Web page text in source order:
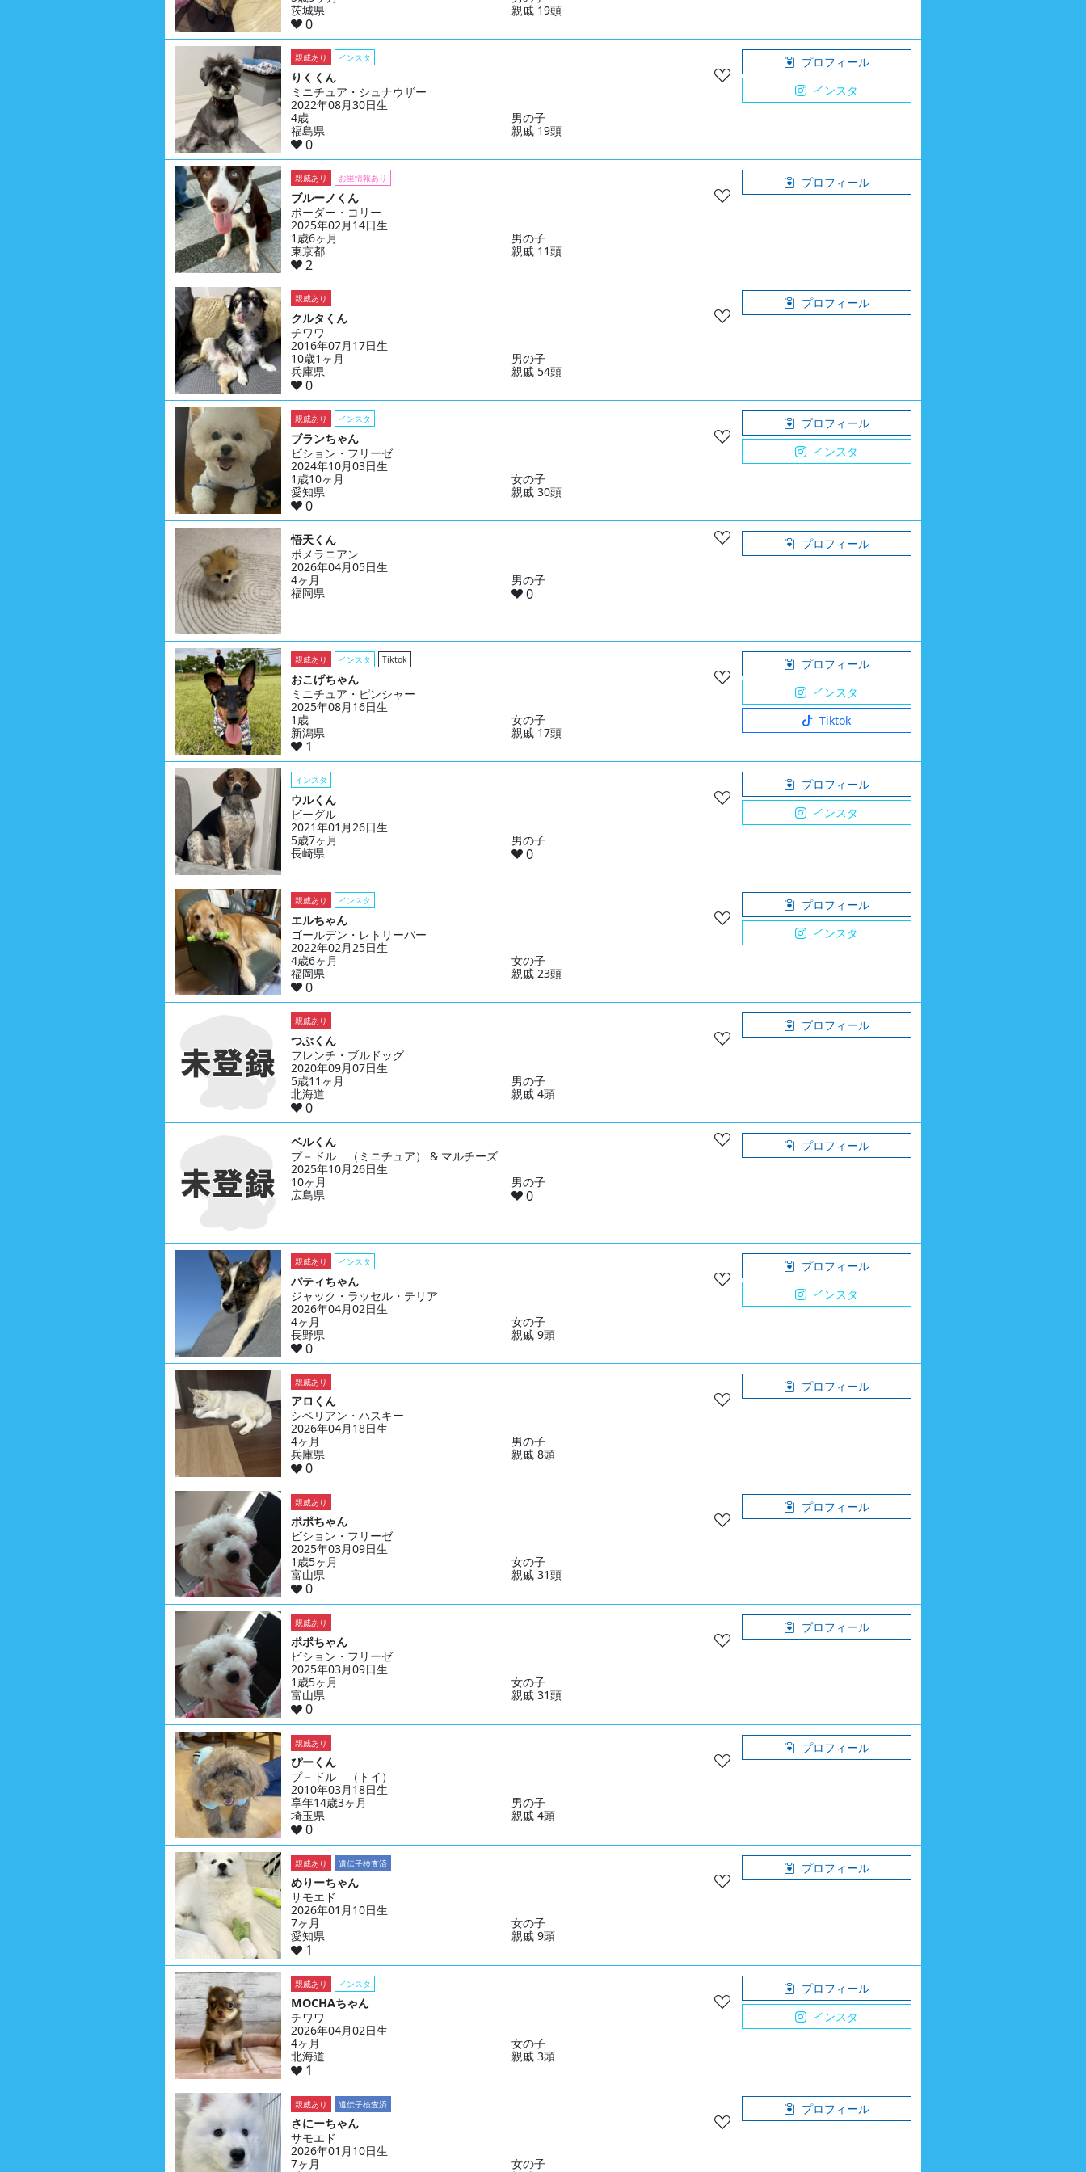
茨城県
親戚 19頭
0
親戚あり インスタ
りくくん
ミニチュア・シュナウザー
2022年08月30日生
4歳
男の子
福島県
親戚 19頭
0
プロフィール
インスタ
親戚あり お里情報あり
ブルーノくん
ボーダー・コリー
2025年02月14日生
1歳6ヶ月
男の子
東京都
親戚 11頭
2
プロフィール
親戚あり
クルタくん
チワワ
2016年07月17日生
10歳1ヶ月
男の子
兵庫県
親戚 54頭
0
プロフィール
親戚あり インスタ
ブランちゃん
ビション・フリーゼ
2024年10月03日生
1歳10ヶ月
女の子
愛知県
親戚 30頭
0
プロフィール
インスタ
悟天くん
ポメラニアン
2026年04月05日生
4ヶ月
男の子
福岡県
0
プロフィール
親戚あり インスタ Tiktok
おこげちゃん
ミニチュア・ピンシャー
2025年08月16日生
1歳
女の子
新潟県
親戚 17頭
1
プロフィール
インスタ
Tiktok
インスタ
ウルくん
ビーグル
2021年01月26日生
5歳7ヶ月
男の子
長崎県
0
プロフィール
インスタ
親戚あり インスタ
エルちゃん
ゴールデン・レトリーバー
2022年02月25日生
4歳6ヶ月
女の子
福岡県
親戚 23頭
0
プロフィール
インスタ
親戚あり
つぶくん
フレンチ・ブルドッグ
2020年09月07日生
5歳11ヶ月
男の子
北海道
親戚 4頭
0
プロフィール
ベルくん
プ－ドル （ミニチュア） & マルチーズ
2025年10月26日生
10ヶ月
男の子
広島県
0
プロフィール
親戚あり インスタ
パティちゃん
ジャック・ラッセル・テリア
2026年04月02日生
4ヶ月
女の子
長野県
親戚 9頭
0
プロフィール
インスタ
親戚あり
アロくん
シベリアン・ハスキー
2026年04月18日生
4ヶ月
男の子
兵庫県
親戚 8頭
0
プロフィール
親戚あり
ポポちゃん
ビション・フリーゼ
2025年03月09日生
1歳5ヶ月
女の子
富山県
親戚 31頭
0
プロフィール
親戚あり
ポポちゃん
ビション・フリーゼ
2025年03月09日生
1歳5ヶ月
女の子
富山県
親戚 31頭
0
プロフィール
親戚あり
ぴーくん
プ－ドル （トイ）
2010年03月18日生
享年14歳3ヶ月
男の子
埼玉県
親戚 4頭
0
プロフィール
親戚あり 遺伝子検査済
めりーちゃん
サモエド
2026年01月10日生
7ヶ月
女の子
愛知県
親戚 9頭
1
プロフィール
親戚あり インスタ
MOCHAちゃん
チワワ
2026年04月02日生
4ヶ月
女の子
北海道
親戚 3頭
1
プロフィール
インスタ
親戚あり 遺伝子検査済
さにーちゃん
サモエド
2026年01月10日生
7ヶ月
女の子
プロフィール